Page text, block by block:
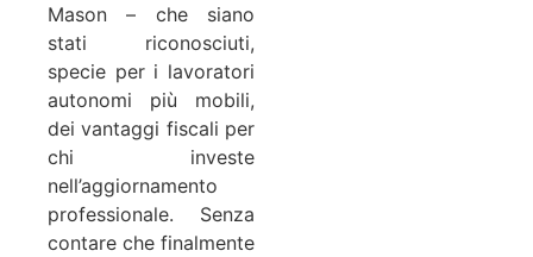
Mason – che siano
stati riconosciuti,
specie per i lavoratori
autonomi più mobili,
dei vantaggi fiscali per
chi investe
nell’aggiornamento
professionale. Senza
contare che finalmente